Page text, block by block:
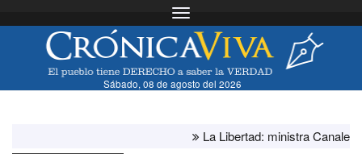
Toggle navigation
Sábado, 08 de agosto del 2026
La Libertad: ministra Canales